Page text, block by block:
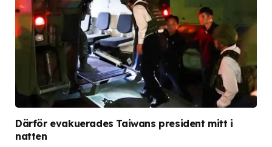
Därför evakuerades Taiwans president mitt i
natten